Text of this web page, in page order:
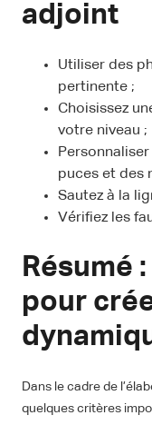
adjoint
Utiliser des
pertinente ;
Choisissez
votre niveau ;
puces et des
Sautez à la
Vérifiez les
Résumé
pour
Dans le cadre de
quelques critères